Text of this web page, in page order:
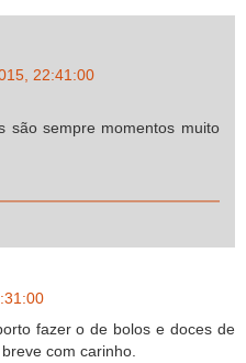
22:41:00
são sempre momentos muito
fazer o de bolos e doces de
com carinho.